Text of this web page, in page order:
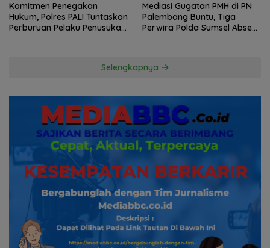
Komitmen Penegakan
Hukum, Polres PALI Tuntaskan
Perburuan Pelaku Penusukan
Mediasi Gugatan PMH di PN
Palembang Buntu, Tiga
Perwira Polda Sumsel Absen,
Selengkapnya